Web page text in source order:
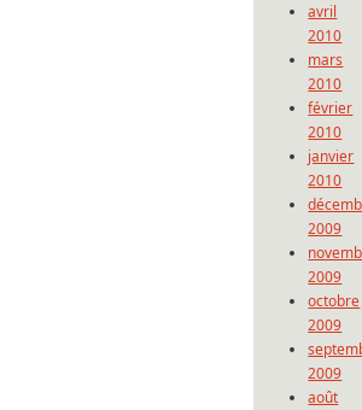
avril
2010
mars
2010
février
2010
janvier
2010
2009
2009
octobre
2009
2009
août